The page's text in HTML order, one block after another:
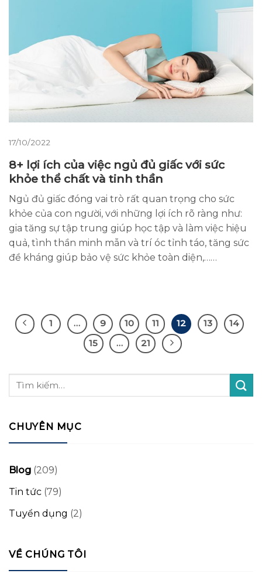
17/10/2022
8+ lợi ích của việc ngủ đủ giấc với sức
khỏe thể chất và tinh thần
Ngủ đủ giấc đóng vai trò rất quan trọng cho sức
khỏe của con người, với những lợi ích rõ ràng như:
gia tăng sự tập trung giúp học tập và làm việc hiệu
quả, tình thần minh mẫn và trí óc tỉnh táo, tăng sức
đề kháng giúp bảo vệ sức khỏe toàn diện,……
1 … 9 10 11 12 13
14
15
… 21
CHUYÊN MỤC
Blog (209)
Tin tức (79)
Tuyển dụng (2)
VỀ CHÚNG TÔI